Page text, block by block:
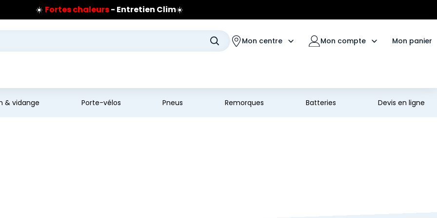
☀️ Fortes chaleurs- Entretien Clim☀️
Prix coûtant pneus Bridgestone
🔥Extincteur :réflexe sécurité🔥
sur les pneus Bridgestone Mon centre Mon compte Mon panier
& vidange Porte-vélos Pneus Remorques Batteries Devis en ligne